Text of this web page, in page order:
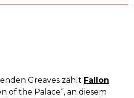
Greaves zählt Fallon
of the Palace“, an diesem